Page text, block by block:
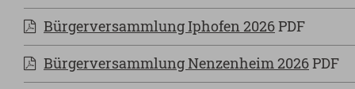
Bürgerversammlung Iphofen 2026PDF
Bürgerversammlung Nenzenheim 2026PDF